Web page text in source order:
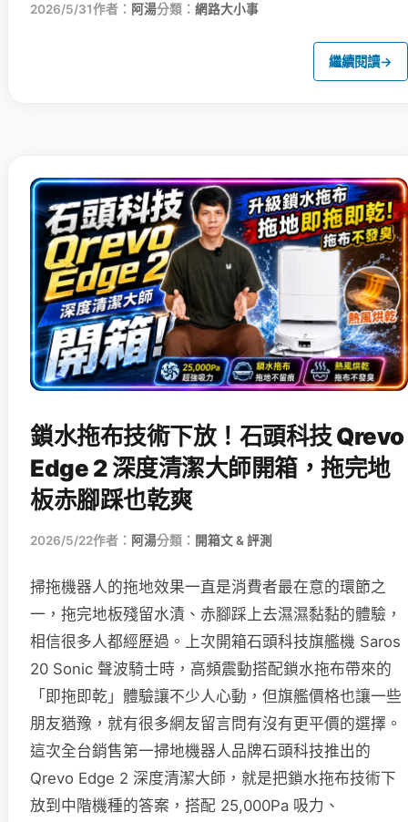
2026/5/31作者： 阿湯分類： 網路大小事
繼續閱讀→
鎖水拖布技術下放！石頭科技 Qrevo
Edge 2 深度清潔大師開箱，拖完地
板赤腳踩也乾爽
2026/5/22作者： 阿湯分類： 開箱文 & 評測
掃拖機器人的拖地效果一直是消費者最在意的環節之
一，拖完地板殘留水漬、赤腳踩上去濕濕黏黏的體驗，
相信很多人都經歷過。上次開箱石頭科技旗艦機 Saros
20 Sonic 聲波騎士時，高頻震動搭配鎖水拖布帶來的
「即拖即乾」體驗讓不少人心動，但旗艦價格也讓一些
朋友猶豫，就有很多網友留言問有沒有更平價的選擇。
這次全台銷售第一掃地機器人品牌石頭科技推出的
Qrevo Edge 2 深度清潔大師，就是把鎖水拖布技術下
放到中階機種的答案，搭配 25,000Pa 吸力、